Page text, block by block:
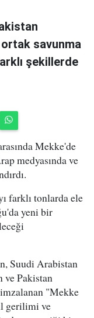
savunma
şekillerde
Mekke'de
medyasında ve
farklı tonlarda ele
yeni bir
Suudi Arabistan
ve Pakistan
imzalanan "Mekke
gerilimi ve